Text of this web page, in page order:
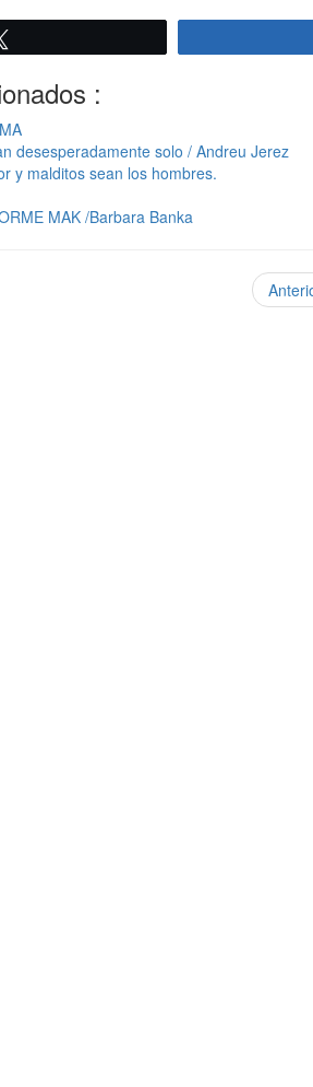
:
desesperadamente solo / Andreu Jerez
y malditos sean los hombres.
MAK /Barbara Banka